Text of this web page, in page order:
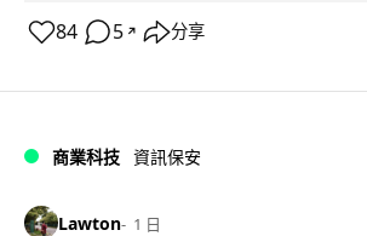
84 5 ↗ 分享
商業科技 資訊保安
Lawton 1 日